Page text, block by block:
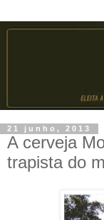
21 junho, 2013
A cerveja
trapista do